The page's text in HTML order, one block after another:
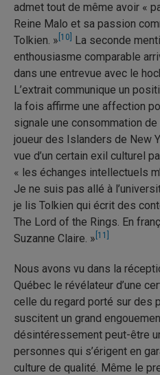
admet tout de même avoir «
Reine Malo et sa passion
Tolkien. » [10]
La seconde
enthousiasme comparable
dans une entrevue avec le
L’extrait communique un
la fois affirme une affection
signale une consommation
joueur des Islanders de New
vue d’un certain exil culturel
« les échanges intellectuels
Je ne suis pas allé à
je lis Tolkien qui écrit des
The Lord of the Rings. En
Suzanne Claire. » [11]
Nous avons vu dans la
Québec le révélateur d’une
celle du regard porté sur des
suscitent un grand
désintéressement peut-être
personnes qui s’érigent en
culture de qualité. Même le